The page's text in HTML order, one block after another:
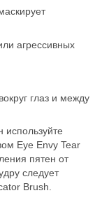
агрессивных
глаз и между
Eye Envy Tear
пятен от
следует
Brush.